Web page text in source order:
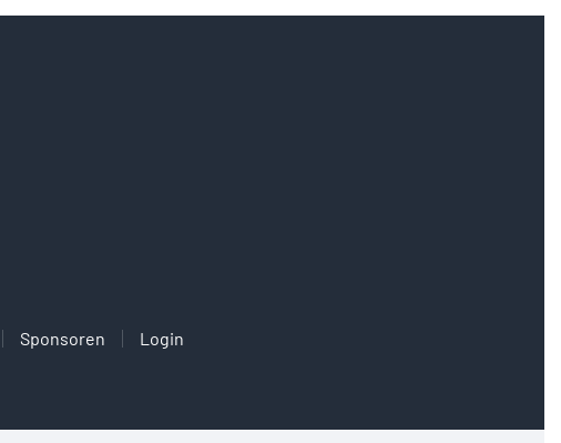
Sponsoren Login